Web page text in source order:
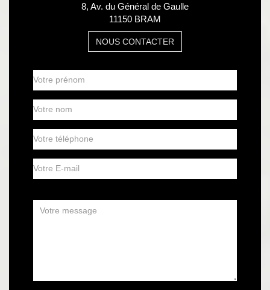
8, Av. du Général de Gaulle
11150 BRAM
NOUS CONTACTER